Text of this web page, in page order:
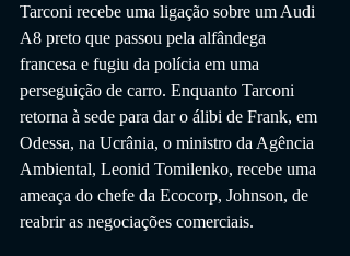
Tarconi recebe uma ligação sobre um Audi
A8 preto que passou pela alfândega
francesa e fugiu da polícia em uma
perseguição de carro. Enquanto Tarconi
retorna à sede para dar o álibi de Frank, em
Odessa, na Ucrânia, o ministro da Agência
Ambiental, Leonid Tomilenko, recebe uma
ameaça do chefe da Ecocorp, Johnson, de
reabrir as negociações comerciais.